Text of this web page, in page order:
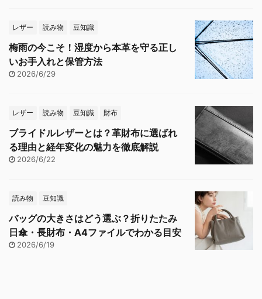
レザー 読み物 豆知識
梅雨の今こそ！湿度から本革を守る正し
いお手入れと保管方法
2026/6/29
レザー 読み物 豆知識 財布
ブライドルレザーとは？革財布に選ばれ
る理由と経年変化の魅力を徹底解説
2026/6/22
読み物 豆知識
バッグの大きさはどう選ぶ？折りたたみ
日傘・長財布・A4ファイルでわかる目安
2026/6/19